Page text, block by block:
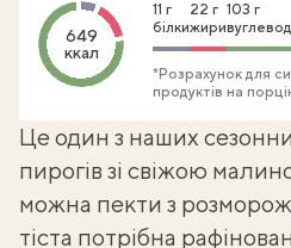
649
ккал
11 г
білки
22 г
жири
103 г
*Розрахунок для
продуктів на
Це один з наших
пирогів зі свіжою
можна пекти з
тіста потрібна